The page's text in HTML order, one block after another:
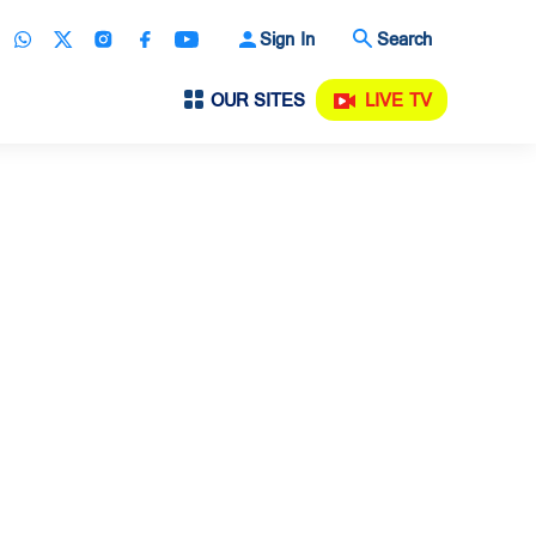
Sign In Search
OUR SITES LIVE TV